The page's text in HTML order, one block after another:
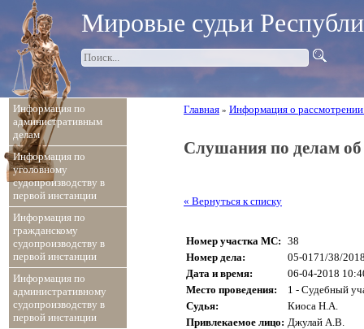
Информация по
административным
делам
Информация по
уголовному
судопроизводству в
первой инстанции
Информация по
гражданскому
судопроизводству в
первой инстанции
Информация по
административному
судопроизводству в
первой инстанции
Мировые судьи
Главная » Информация о рассмотрении
Слушания по делам
« Вернуться к списку
Номер участка МС: 38
Номер дела:
05-0171/38/
Дата и время:
06-04-2018
Место проведения:
1 - Судебный
Судья:
Киоса Н.А.
Привлекаемое лицо: Джулай А.В.